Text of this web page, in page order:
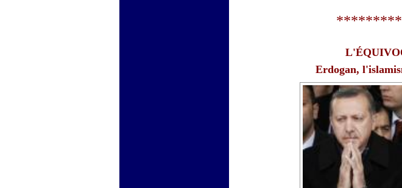
L'É
Erdogan,